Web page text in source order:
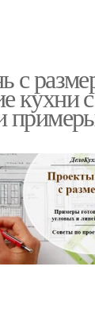
с
кухни